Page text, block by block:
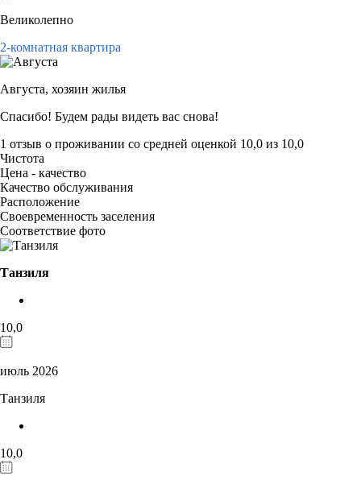
Великолепно
2-комнатная квартира
Августа, хозяин жилья
Спасибо! Будем рады видеть вас снова!
1 отзыв о проживании со средней оценкой 10,0 из 10,0
Чистота
Цена - качество
Качество обслуживания
Расположение
Своевременность заселения
Соответствие фото
Танзиля
10,0
июль 2026
Танзиля
10,0